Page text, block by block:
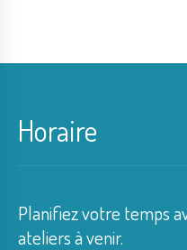
Horaire
Planifiez votre temps
ateliers à venir.